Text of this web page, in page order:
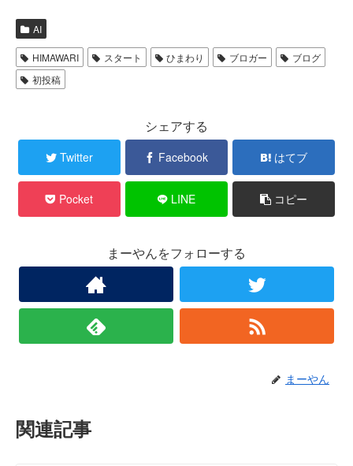
AI
HIMAWARI スタート ひまわり ブロガー
ブログ
初投稿
シェアする
Twitter Facebook はてブ
Pocket LINE コピー
まーやんをフォローする
まーやん
関連記事